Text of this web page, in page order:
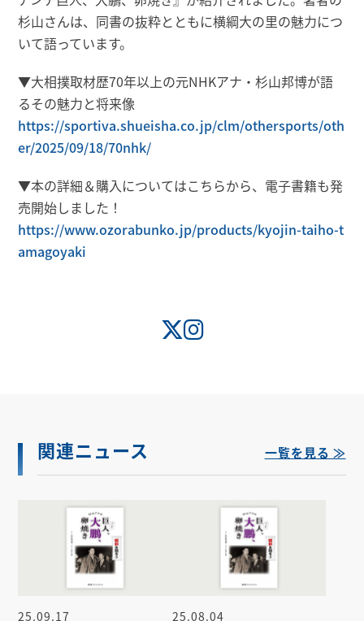
杉山さんは、同書の抜粋とともに横綱大の里の魅力につ
いて語っています。
▼大相撲取材歴70年以上の元NHKアナ・杉山邦博が語
るその魅力と将来像
https://sportiva.shueisha.co.jp/clm/othersports/oth
er/2025/09/18/70nhk/
▼本の詳細＆購入についてはこちらから、電子書籍も発
売開始しました！
https://www.ozorabunko.jp/products/kyojin-taiho-t
amagoyaki
関連ニュース 一覧を見る ≫
25.09.17 25.08.04